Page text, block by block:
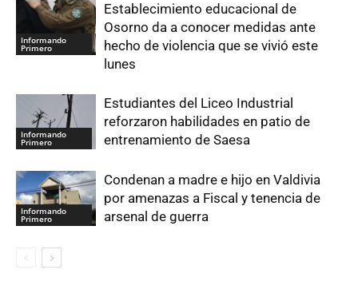
Informando
Primero
Establecimiento educacional de
Osorno da a conocer medidas ante
hecho de violencia que se vivió este
lunes
Informando
Primero
Estudiantes del Liceo Industrial
reforzaron habilidades en patio de
entrenamiento de Saesa
Informando
Primero
Condenan a madre e hijo en Valdivia
por amenazas a Fiscal y tenencia de
arsenal de guerra